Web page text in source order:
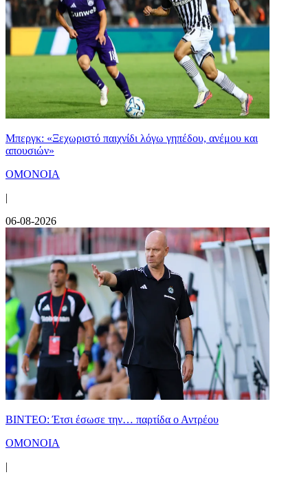
Μπεργκ: «Ξεχωριστό παιχνίδι λόγω γηπέδου, ανέμου και
απουσιών»
ΟΜΟΝΟΙΑ
|
06-08-2026
ΒΙΝΤΕΟ: Έτσι έσωσε την… παρτίδα ο Αντρέου
ΟΜΟΝΟΙΑ
|